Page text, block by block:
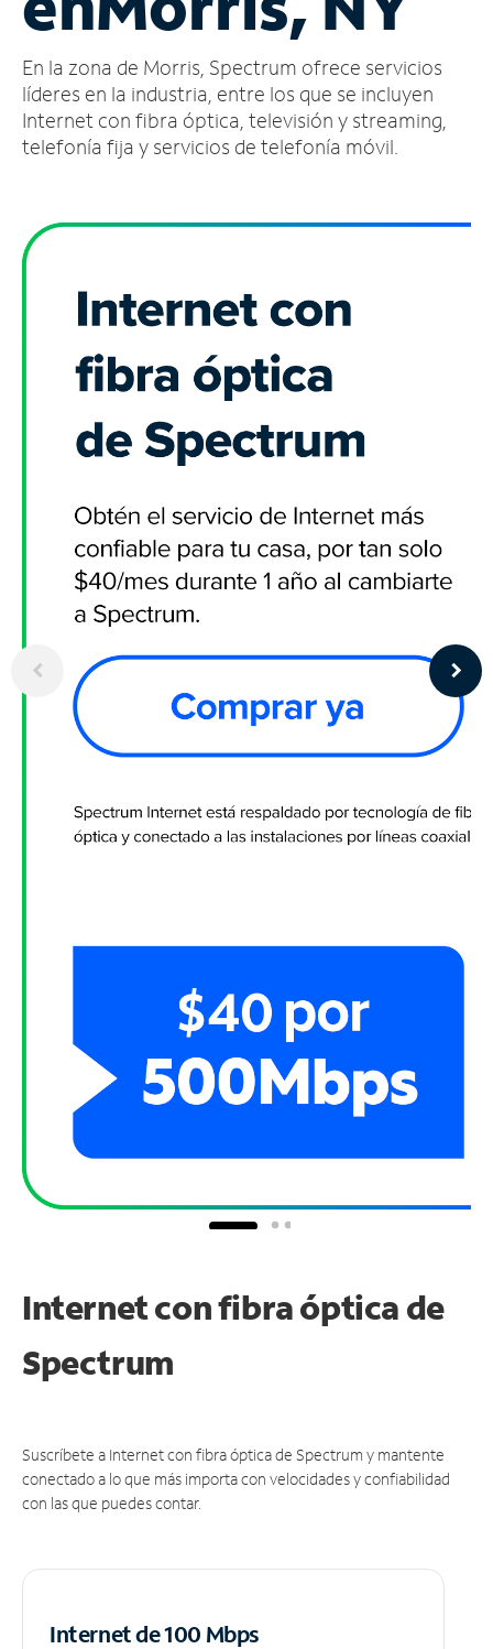
cuenta
Encuentra
una
tienda
En la zona de Morris, Spectrum ofrece servicios
líderes en la industria, entre los que se incluyen
Internet con fibra óptica, televisión y streaming,
telefonía fija y servicios de telefonía móvil.
Internet con fibra óptica de
Spectrum
Suscríbete a Internet con fibra óptica de Spectrum y mantente
conectado a lo que más importa con velocidades y confiabilidad
con las que puedes contar.
Internet de 100 Mbps